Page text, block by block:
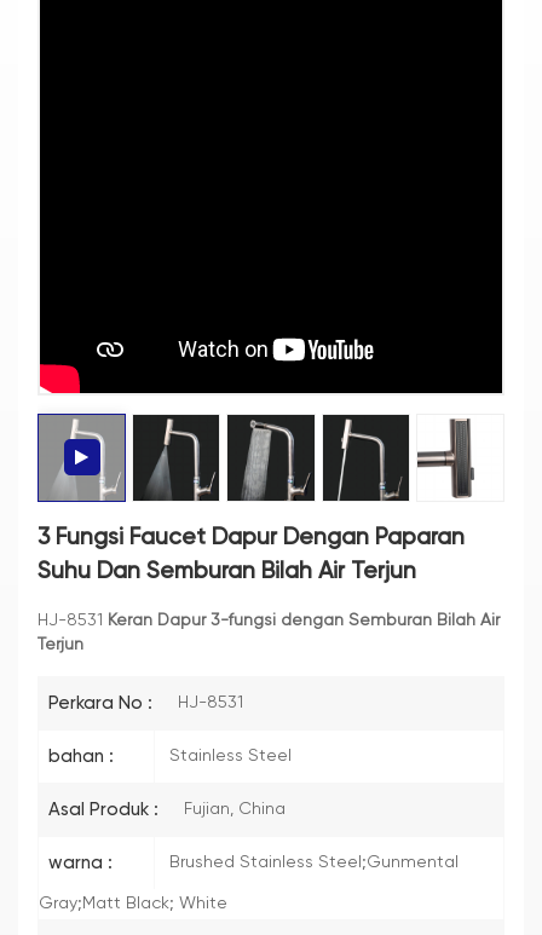
3 Fungsi Faucet Dapur Dengan Paparan
Suhu Dan Semburan Bilah Air Terjun
HJ-8531 Keran Dapur 3-fungsi dengan Semburan Bilah Air
Terjun
Perkara No : HJ-8531
bahan : Stainless Steel
Asal Produk : Fujian, China
warna : Brushed Stainless Steel;Gunmental
Gray;Matt Black; White